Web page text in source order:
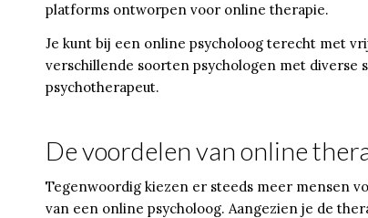
platforms ontworpen voor online therapie.
Je kunt bij een online psycholoog terecht met
verschillende soorten psychologen met diverse
psychotherapeut.
De voordelen van online
Tegenwoordig kiezen er steeds meer mensen
van een online psycholoog. Aangezien je de